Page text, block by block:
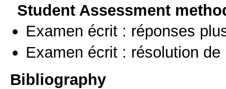
Student Assessment
Examen écrit : réponses
Examen écrit : résolution de
Bibliography